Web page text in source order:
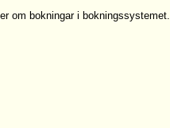
om bokningar i bokningssystemet.